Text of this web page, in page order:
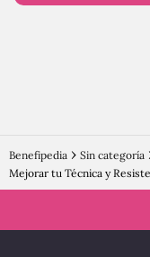
Benefipedia Sin categoría
Mejorar tu Técnica y